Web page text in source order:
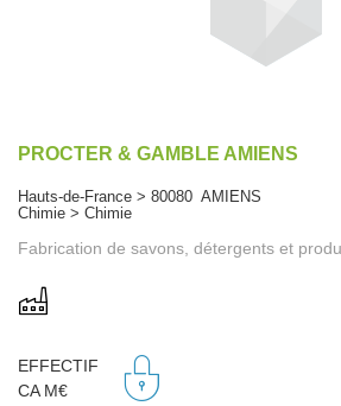
PROCTER & GAMBLE AMIENS
Hauts-de-France > 80080 AMIENS
Chimie > Chimie
Fabrication de savons, détergents et
EFFECTIF
CA M€